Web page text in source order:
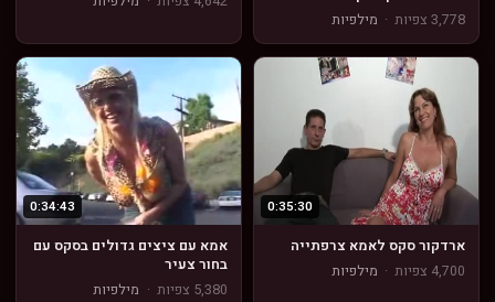
3,778 צפיות
· מילפיות
0:35:30
ארדקור סקס לאמא צרפתייה
4,700 צפיות
· מילפיות
0:34:43
אמא עם ציצים גדולים בסקס עם
בחור צעיר
5,380 צפיות
· מילפיות